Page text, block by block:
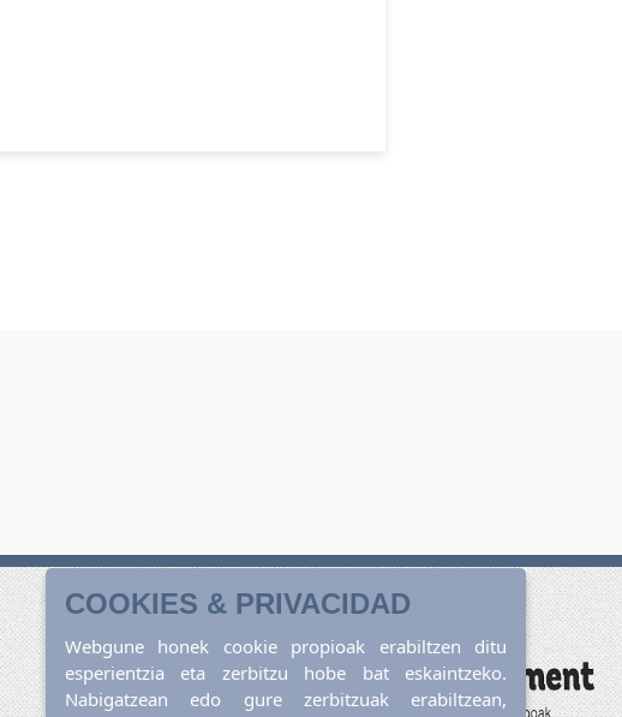
COOKIES & PRIVACIDAD
Webgune honek cookie propioak erabiltzen ditu
esperientzia eta zerbitzu hobe bat eskaintzeko.
Nabigatzean edo gure zerbitzuak erabiltzean,